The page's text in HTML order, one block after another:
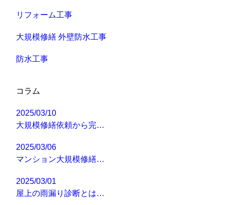
リフォーム工事
大規模修繕 外壁防水工事
防水工事
コラム
2025/03/10
大規模修繕依頼から完…
2025/03/06
マンション大規模修繕…
2025/03/01
屋上の雨漏り診断とは…